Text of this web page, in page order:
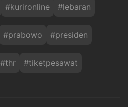
#kurironline #lebaran
#prabowo #presiden
#thr #tiketpesawat